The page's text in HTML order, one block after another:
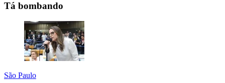
Tá bombando
São Paulo